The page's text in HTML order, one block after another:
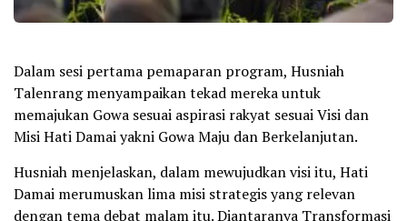
Dalam sesi pertama pemaparan program, Husniah
Talenrang menyampaikan tekad mereka untuk
memajukan Gowa sesuai aspirasi rakyat sesuai Visi dan
Misi Hati Damai yakni Gowa Maju dan Berkelanjutan.
Husniah menjelaskan, dalam mewujudkan visi itu, Hati
Damai merumuskan lima misi strategis yang relevan
dengan tema debat malam itu. Diantaranya Transformasi